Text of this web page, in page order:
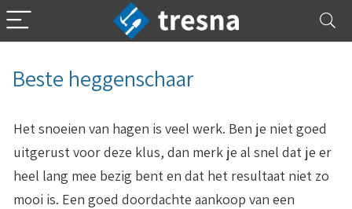
Beste heggenschaar
Het snoeien van hagen is veel werk. Ben je niet goed
uitgerust voor deze klus, dan merk je al snel dat je er
heel lang mee bezig bent en dat het resultaat niet zo
mooi is. Een goed doordachte aankoop van een